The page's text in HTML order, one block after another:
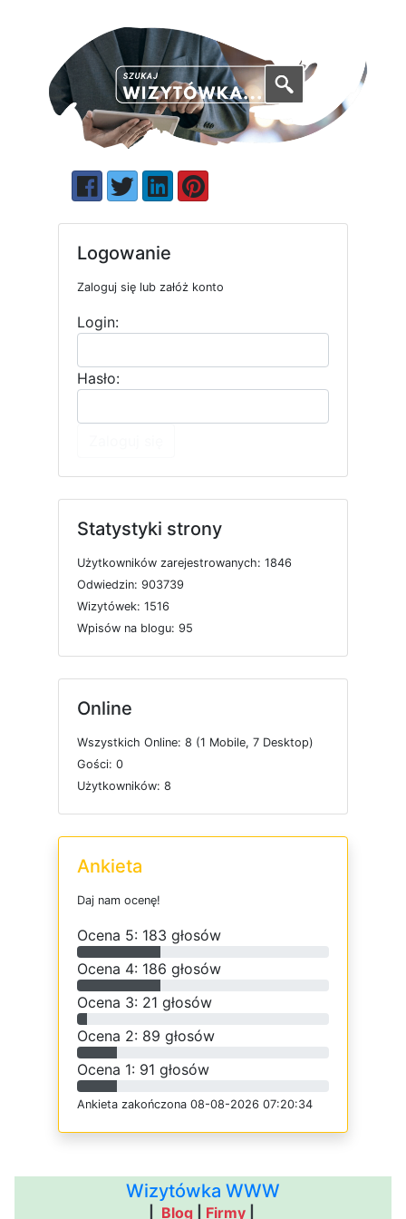
Logowanie
Zaloguj się lub załóż konto
Login:
Hasło:
Statystyki strony
Użytkowników zarejestrowanych: 1846
Odwiedzin: 903739
Wizytówek: 1516
Wpisów na blogu: 95
Online
Wszystkich Online: 8 (1 Mobile, 7 Desktop)
Gości: 0
Użytkowników: 8
Ankieta
Daj nam ocenę!
Ocena 5: 183 głosów
Ocena 4: 186 głosów
Ocena 3: 21 głosów
Ocena 2: 89 głosów
Ocena 1: 91 głosów
Ankieta zakończona 08-08-2026 07:20:34
Wizytówka WWW
Blog Firmy